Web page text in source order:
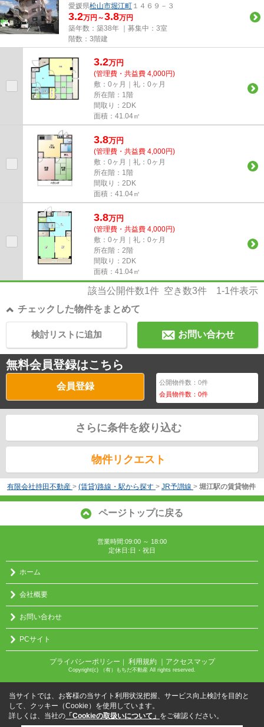
愛媛県松山市堀江町 １４６９－３
3.2万円～3.8万円
築年数：築38年 ｜募集中： 3室
階数：3階建
3.2万円
(管理費・共益費 4,000円)
敷：0ヶ月｜礼：0ヶ月
所在階：1階
間取り：2DK
面積：41.04㎡
3.8万円
(管理費・共益費 4,000円)
敷：0ヶ月｜礼：0ヶ月
所在階：1階
間取り：2DK
面積：41.04㎡
3.8万円
(管理費・共益費 4,000円)
敷：0ヶ月｜礼：0ヶ月
所在階：2階
間取り：2DK
面積：41.04㎡
該当公開件数1件 空き数3件 1-1件表示
チェックした物件をまとめて
お問い合わせ
検討リストに追加
無料会員登録はこちら
会員登録 公開物件数：0件
会員物件数：0件
さらに条件を絞り込む
物件リクエスト
有限会社持田不動産 > (賃貸)路線・駅から探す > JR予讃線 > 堀江駅の賃貸物件
ページトップに戻る
営業時間:09:00 ～ 18:00
定休日:日・祝日
ホーム
会社概要
お問い合わせ
PCサイト
プライバシーポリシー ｜ 利用規約 ｜アクセスマップ
Copyright(c) （有）もちだ不動産 All rights reserved.
当サイトでは、お客様の当サイト利用状況把握、サービス向上検討を目的と
して、クッキー（Cookie）を使用しています。
詳しくは、当社の 「Cookieの取扱いについて」 をご確認ください。